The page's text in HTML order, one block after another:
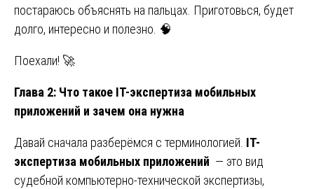
постараюсь объяснять на пальцах. Приготовься, будет
долго, интересно и полезно. 🧠
Поехали! 🚀
Глава 2: Что такое IT-экспертиза мобильных
приложений и зачем она нужна
Давай сначала разберёмся с терминологией. IT-
экспертиза мобильных приложений — это вид
судебной компьютерно-технической экспертизы,